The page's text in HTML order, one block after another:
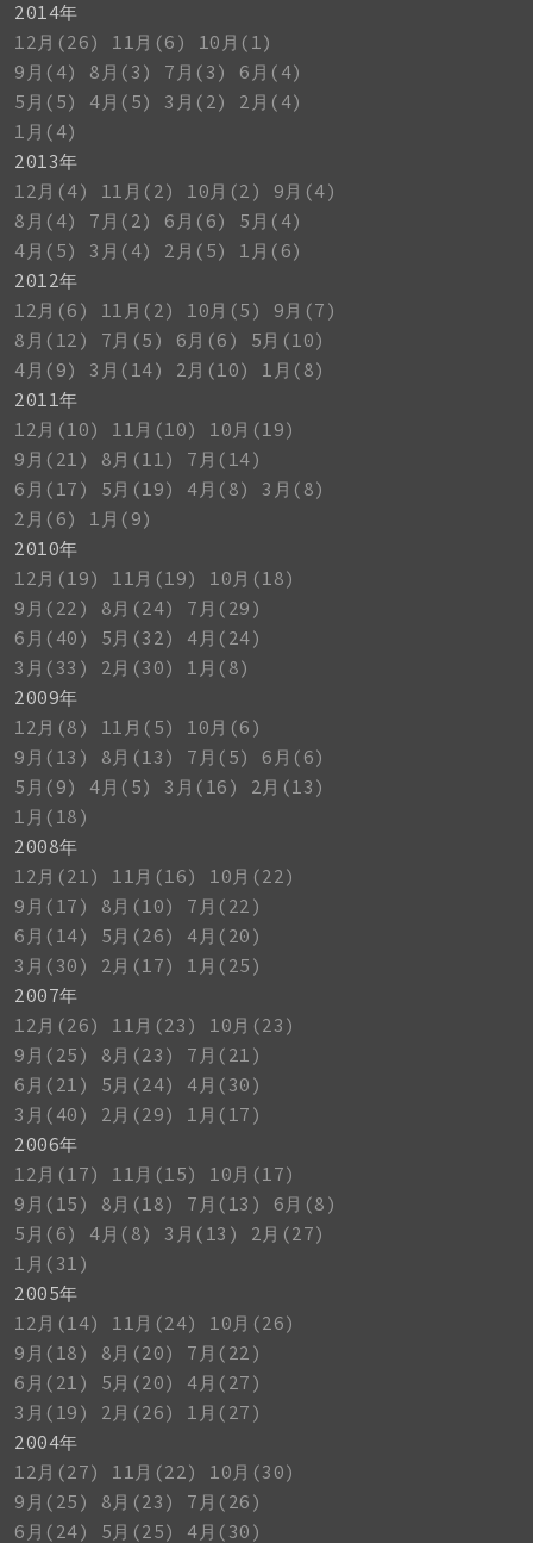
2014年
12月(26)
11月(6)
10月(1)
9月(4)
8月(3) 7月(3)
6月(4)
5月(5)
4月(5) 3月(2)
2月(4)
1月(4)
2013年
12月(4)
11月(2) 10月(2)
9月(4)
8月(4)
7月(2) 6月(6)
5月(4)
4月(5)
3月(4) 2月(5)
1月(6)
2012年
12月(6)
11月(2) 10月(5)
9月(7)
8月(12)
7月(5) 6月(6)
5月(10)
4月(9)
3月(14) 2月(10)
1月(8)
2011年
12月(10)
11月(10)
10月(19)
9月(21)
8月(11)
7月(14)
6月(17)
5月(19) 4月(8)
3月(8)
2月(6)
1月(9)
2010年
12月(19)
11月(19)
10月(18)
9月(22)
8月(24)
7月(29)
6月(40)
5月(32)
4月(24)
3月(33)
2月(30)
1月(8)
2009年
12月(8)
11月(5)
10月(6)
9月(13)
8月(13) 7月(5)
6月(6)
5月(9)
4月(5) 3月(16)
2月(13)
1月(18)
2008年
12月(21)
11月(16)
10月(22)
9月(17)
8月(10)
7月(22)
6月(14)
5月(26)
4月(20)
3月(30)
2月(17)
1月(25)
2007年
12月(26)
11月(23)
10月(23)
9月(25)
8月(23)
7月(21)
6月(21)
5月(24)
4月(30)
3月(40)
2月(29)
1月(17)
2006年
12月(17)
11月(15)
10月(17)
9月(15)
8月(18) 7月(13)
6月(8)
5月(6)
4月(8) 3月(13)
2月(27)
1月(31)
2005年
12月(14)
11月(24)
10月(26)
9月(18)
8月(20)
7月(22)
6月(21)
5月(20)
4月(27)
3月(19)
2月(26)
1月(27)
2004年
12月(27)
11月(22)
10月(30)
9月(25)
8月(23)
7月(26)
6月(24)
5月(25) 4月(30)